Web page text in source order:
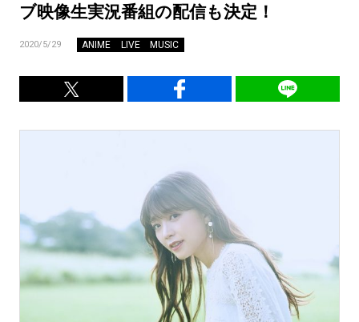
ブ映像生実況番組の配信も決定！
2020/5/29 ANIME LIVE MUSIC